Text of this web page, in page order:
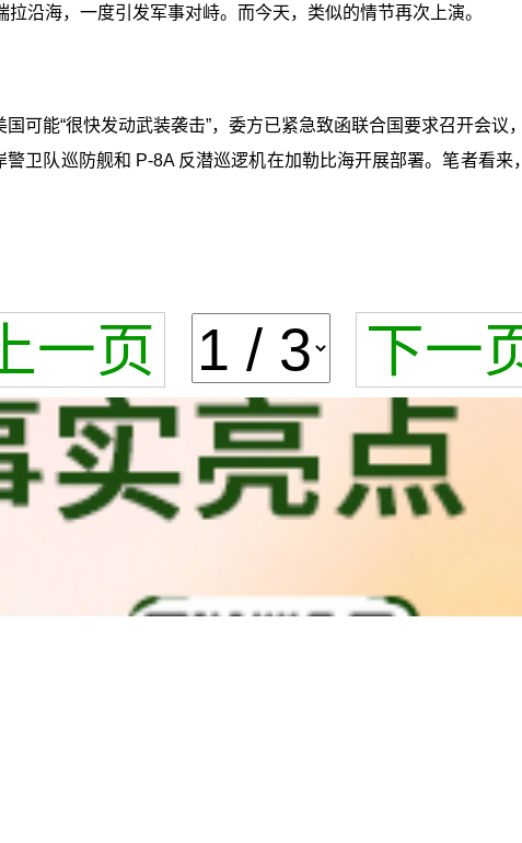
沿海，一度引发军事对峙。而今天，类似的情节再次上演。
可能“很快发动武装袭击”，委方已紧急致函联合国要求召开会
卫队巡防舰和 P-8A 反潜巡逻机在加勒比海开展部署。笔者看
上一页 下一